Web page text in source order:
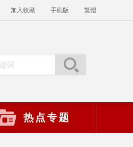
加入收藏 手机版 繁體
热点专题